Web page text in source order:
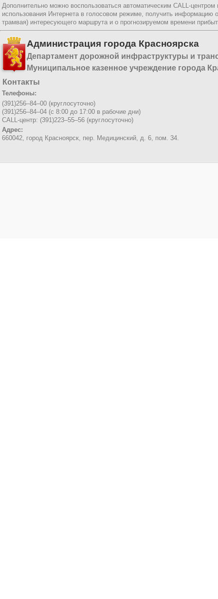
Дополнительно можно воспользоваться автоматическим CALL-
использования Интернета в голосовом режиме, получить информацию
трамвая) интересующего маршрута и о прогнозируемом времени
Администрация города Красноярска
Департамент дорожной инфраструктуры и
Муниципальное казенное учреждение города
Контакты
Телефоны:
(391)256–84–00 (круглосуточно)
(391)256–84–04 (с 8:00 до 17:00 в рабочие дни)
CALL-центр: (391)223–55–56 (круглосуточно)
Адрес:
660042, город Красноярск, пер. Медицинский, д. 6, пом. 34.